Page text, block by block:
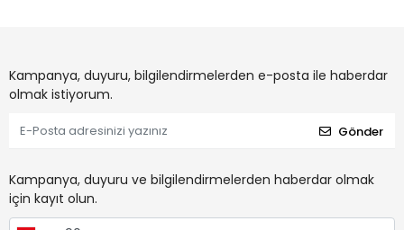
Kampanya, duyuru, bilgilendirmelerden e-posta ile haberdar
olmak istiyorum.
Gönder
Kampanya, duyuru ve bilgilendirmelerden haberdar olmak
için kayıt olun.